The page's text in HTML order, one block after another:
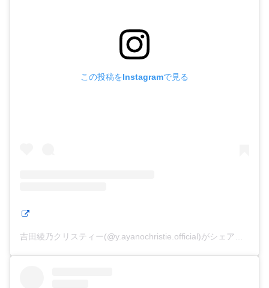
この投稿をInstagramで見る